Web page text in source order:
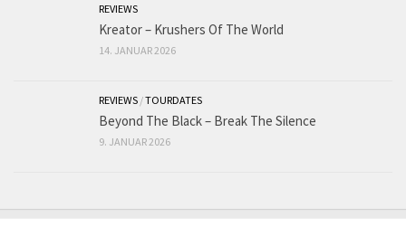
REVIEWS
Kreator – Krushers Of The World
14. JANUAR 2026
REVIEWS /TOURDATES
Beyond The Black – Break The Silence
9. JANUAR 2026